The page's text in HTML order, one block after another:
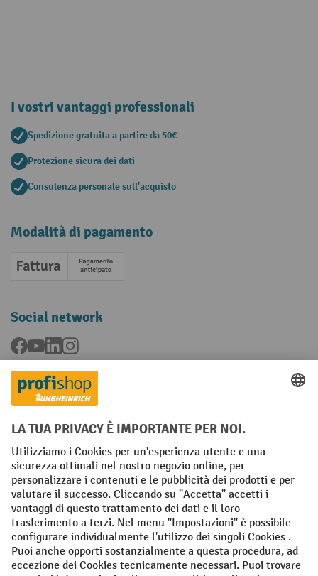
I vostri vantaggi professionali
Spedizione gratuita a partire da 50€
Protezione sicura dei dati
Consulenza personale sull'acquisto
Modalità di pagamento
Fattura Pagamento anticipato
Social network
Facebook
YouTubeLinkedInInstagram
Condizioni Generali di Vendita
Dichiarazione di protezione dei dati Impronta
Impostazioni sulla privacy
All prices excl. VAT plusshipping costsand possible delivery charges,
if not stated otherwise.
¹ Lo sconto è valido fino a esaurimento scorte. Lo sconto non si applica
ai prezzi speciali. Non è possibile la combinazione con altri sconti o